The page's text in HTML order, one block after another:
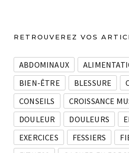
RETROUVEREZ VOS
ABDOMINAUX
BIEN-ÊTRE
BLESSURE
CONSEILS
CROISSANCE
DOULEUR
DOULEURS
EXERCICES
FESSIERS